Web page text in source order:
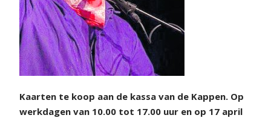
Kaarten te koop aan de kassa van de Kappen. Op
werkdagen van 10.00 tot 17.00 uur en op 17 april